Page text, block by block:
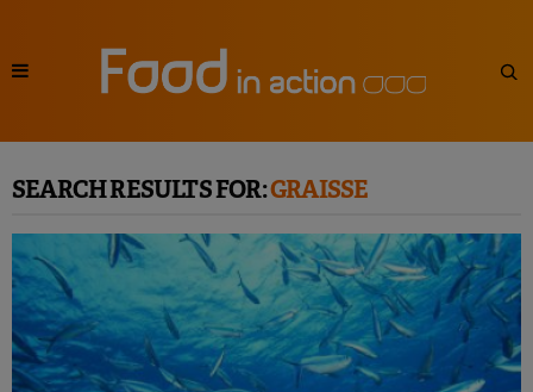
SEARCH RESULTS FOR:GRAISSE